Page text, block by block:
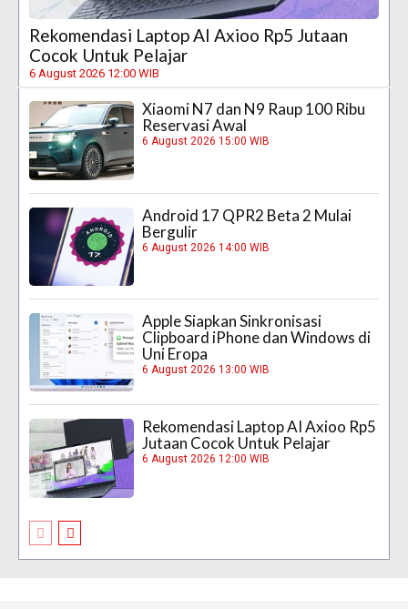
Rekomendasi Laptop AI Axioo Rp5 Jutaan
Cocok Untuk Pelajar
6 August 2026 12:00 WIB
Xiaomi N7 dan N9 Raup 100 Ribu
Reservasi Awal
6 August 2026 15:00 WIB
Android 17 QPR2 Beta 2 Mulai
Bergulir
6 August 2026 14:00 WIB
Apple Siapkan Sinkronisasi
Clipboard iPhone dan Windows di
Uni Eropa
6 August 2026 13:00 WIB
Rekomendasi Laptop AI Axioo Rp5
Jutaan Cocok Untuk Pelajar
6 August 2026 12:00 WIB